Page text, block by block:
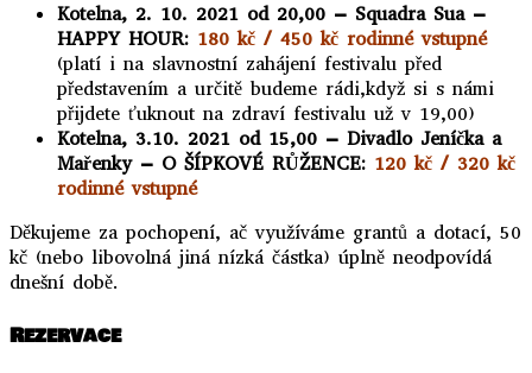
Kotelna, 2. 10. 2021 od 20,00 – Squadra Sua –
HAPPY HOUR: 180 kč / 450 kč rodinné vstupné
(platí i na slavnostní zahájení festivalu před
představením a určitě budeme rádi,když si s námi
přijdete ťuknout na zdraví festivalu už v 19,00)
Kotelna, 3.10. 2021 od 15,00 – Divadlo Jeníčka a
Mařenky – O ŠÍPKOVÉ RŮŽENCE: 120 kč / 320 kč
rodinné vstupné
Děkujeme za pochopení, ač využíváme grantů a dotací, 50
kč (nebo libovolná jiná nízká částka) úplně neodpovídá
dnešní době.
Rezervace